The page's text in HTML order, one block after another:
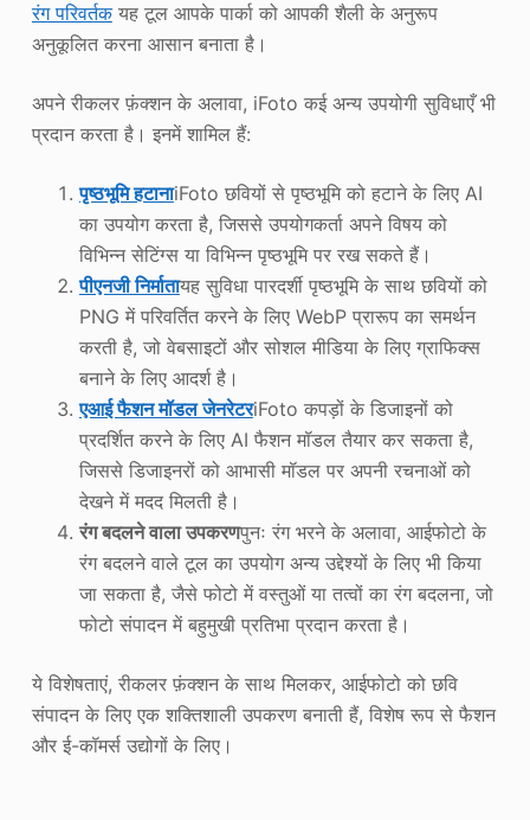
रंग परिवर्तकयह टूल आपके पार्का को आपकी शैली के अनुरूप
अनुकूलित करना आसान बनाता है।
अपने रीकलर फ़ंक्शन के अलावा, iFoto कई अन्य उपयोगी सुविधाएँ भी
प्रदान करता है। इनमें शामिल हैं:
पृष्ठभूमि हटानाiFoto छवियों से पृष्ठभूमि को हटाने के लिए AI
का उपयोग करता है, जिससे उपयोगकर्ता अपने विषय को
विभिन्न सेटिंग्स या विभिन्न पृष्ठभूमि पर रख सकते हैं।
पीएनजी निर्मातायह सुविधा पारदर्शी पृष्ठभूमि के साथ छवियों को
PNG में परिवर्तित करने के लिए WebP प्रारूप का समर्थन
करती है, जो वेबसाइटों और सोशल मीडिया के लिए ग्राफिक्स
बनाने के लिए आदर्श है।
एआई फैशन मॉडल जेनरेटरiFoto कपड़ों के डिजाइनों को
प्रदर्शित करने के लिए AI फैशन मॉडल तैयार कर सकता है,
जिससे डिजाइनरों को आभासी मॉडल पर अपनी रचनाओं को
देखने में मदद मिलती है।
रंग बदलने वाला उपकरणपुनः रंग भरने के अलावा, आईफोटो के
रंग बदलने वाले टूल का उपयोग अन्य उद्देश्यों के लिए भी किया
जा सकता है, जैसे फोटो में वस्तुओं या तत्वों का रंग बदलना, जो
फोटो संपादन में बहुमुखी प्रतिभा प्रदान करता है।
ये विशेषताएं, रीकलर फ़ंक्शन के साथ मिलकर, आईफोटो को छवि
संपादन के लिए एक शक्तिशाली उपकरण बनाती हैं, विशेष रूप से फैशन
और ई-कॉमर्स उद्योगों के लिए।